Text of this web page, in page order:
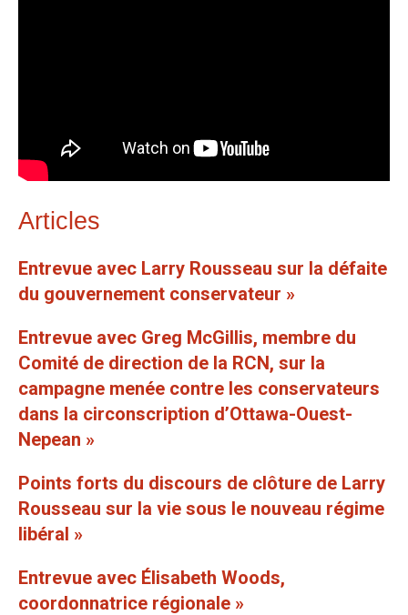
Articles
Entrevue avec Larry Rousseau sur la défaite
du gouvernement conservateur »
Entrevue avec Greg McGillis, membre du
Comité de direction de la RCN, sur la
campagne menée contre les conservateurs
dans la circonscription d’Ottawa-Ouest-
Nepean »
Points forts du discours de clôture de Larry
Rousseau sur la vie sous le nouveau régime
libéral »
Entrevue avec Élisabeth Woods,
coordonnatrice régionale »